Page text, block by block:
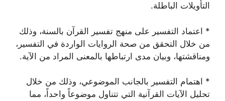
التأويلات الباطلة.
* اعتماد التفسير على منهج تفسير القرآن بالسنة، وذلك
من خلال التحقق من صحة الروايات الواردة في التفسير،
ومناقشتها، وبيان مدى ارتباطها بالمعنى المراد من الآية.
* اهتمام التفسير بالجانب الموضوعي، وذلك من خلال
تحليل الآيات القرآنية التي تتناول موضوعاً واحداً، مما